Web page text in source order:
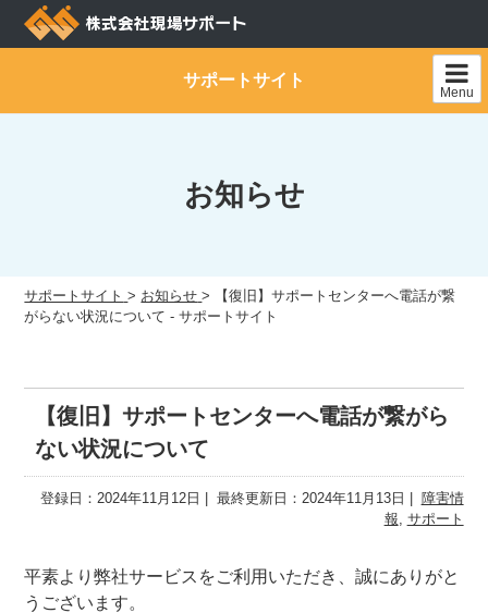
Skip
サポートサイト
Menu
お知らせ
サポートサイト > お知らせ >
【復旧】サポートセンターへ電話が繋
がらない状況について - サポートサイト
【復旧】サポートセンターへ電話が繋がら
ない状況について
登録日：2024年11月12日 最終更新日：2024年11月13日
障害情
報 サポート
平素より弊社サービスをご利用いただき、誠にありがと
うございます。